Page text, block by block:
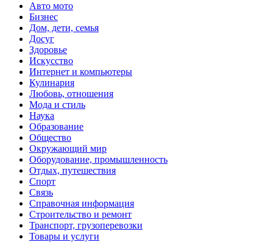
Авто мото
Бизнес
Дом, дети, семья
Досуг
Здоровье
Искусство
Интернет и компьютеры
Кулинария
Любовь, отношения
Мода и стиль
Наука
Образование
Общество
Окружающий мир
Оборудование, промышленность
Отдых, путешествия
Спорт
Связь
Справочная информация
Строительство и ремонт
Транспорт, грузоперевозки
Товары и услуги